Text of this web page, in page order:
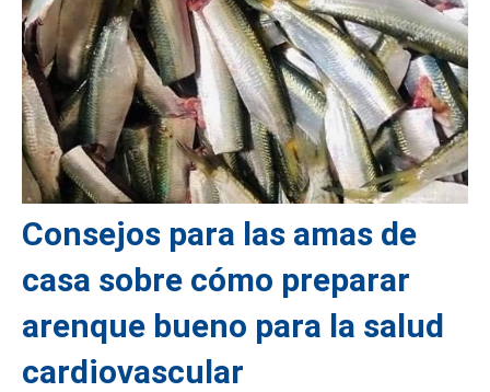
Consejos para las amas de
casa sobre cómo preparar
arenque bueno para la salud
cardiovascular